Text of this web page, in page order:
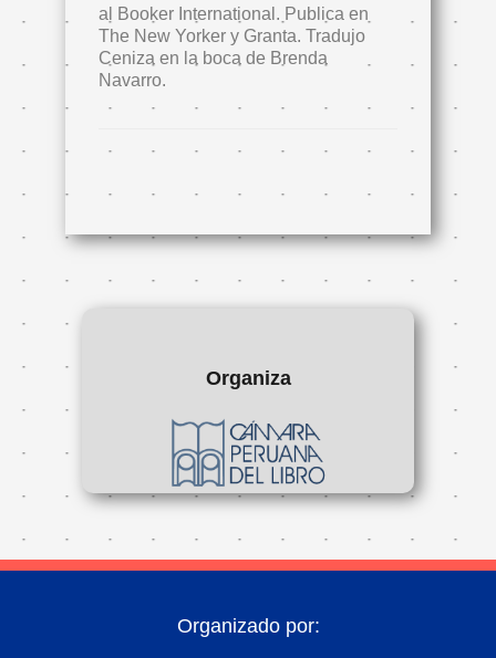
al Booker International. Publica en
The New Yorker y Granta. Tradujo
Ceniza en la boca de Brenda
Navarro.
Organiza
Organizado por: